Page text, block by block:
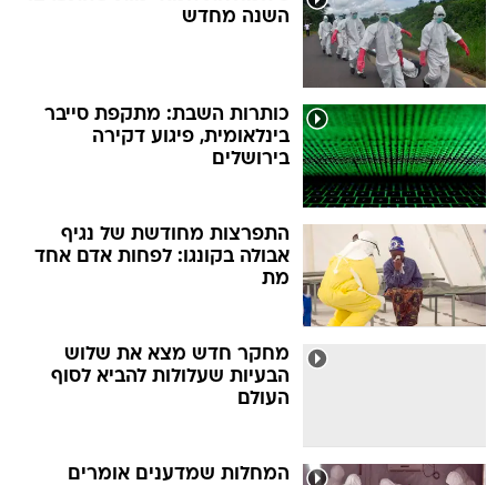
השנה מחדש
כותרות השבת: מתקפת סייבר
בינלאומית, פיגוע דקירה
בירושלים
התפרצות מחודשת של נגיף
אבולה בקונגו: לפחות אדם אחד
מת
מחקר חדש מצא את שלוש
הבעיות שעלולות להביא לסוף
העולם
המחלות שמדענים אומרים